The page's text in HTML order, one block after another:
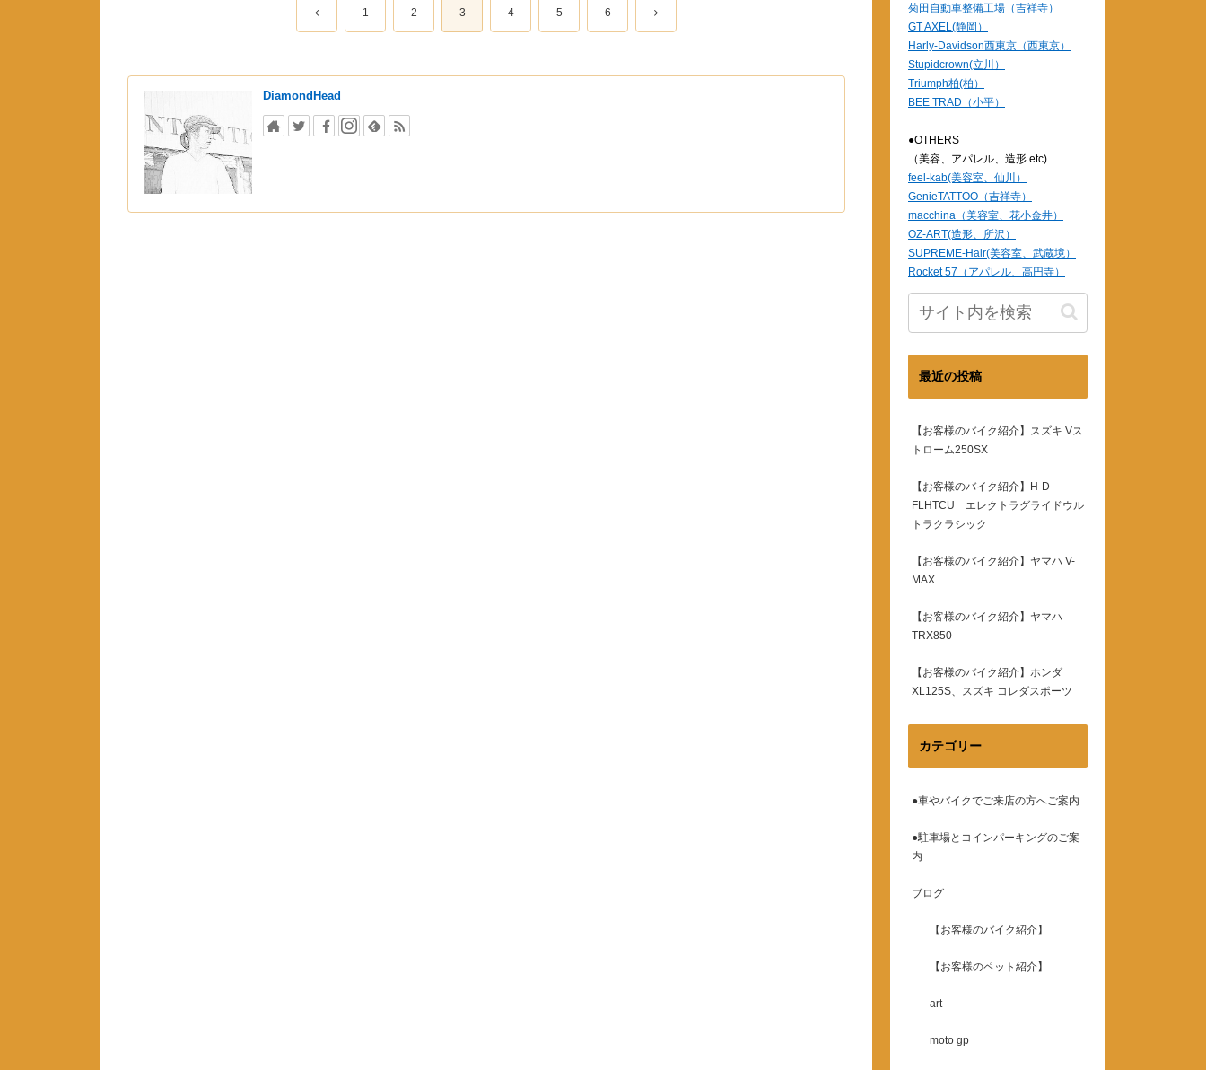
1 2 3 4 5 6
DiamondHead
菊田自動車整備工場（吉祥寺）
GT AXEL(静岡）
Harly-Davidson西東京（西東京）
Stupidcrown(立川）
Triumph柏(柏）
BEE TRAD（小平）
●OTHERS
（美容、アパレル、造形 etc)
feel-kab(美容室、仙川）
GenieTATTOO（吉祥寺）
macchina（美容室、花小金井）
OZ-ART(造形、所沢）
SUPREME-Hair(美容室、武蔵境）
Rocket 57（アパレル、高円寺）
最近の投稿
【お客様のバイク紹介】スズキ Vス
トローム250SX
【お客様のバイク紹介】H-D
FLHTCU エレクトラグライドウル
トラクラシック
【お客様のバイク紹介】ヤマハ V-
MAX
【お客様のバイク紹介】ヤマハ
TRX850
【お客様のバイク紹介】ホンダ
XL125S、スズキ コレダスポーツ
カテゴリー
●車やバイクでご来店の方へご案内
●駐車場とコインパーキングのご案
内
ブログ
【お客様のバイク紹介】
【お客様のペット紹介】
art
moto gp